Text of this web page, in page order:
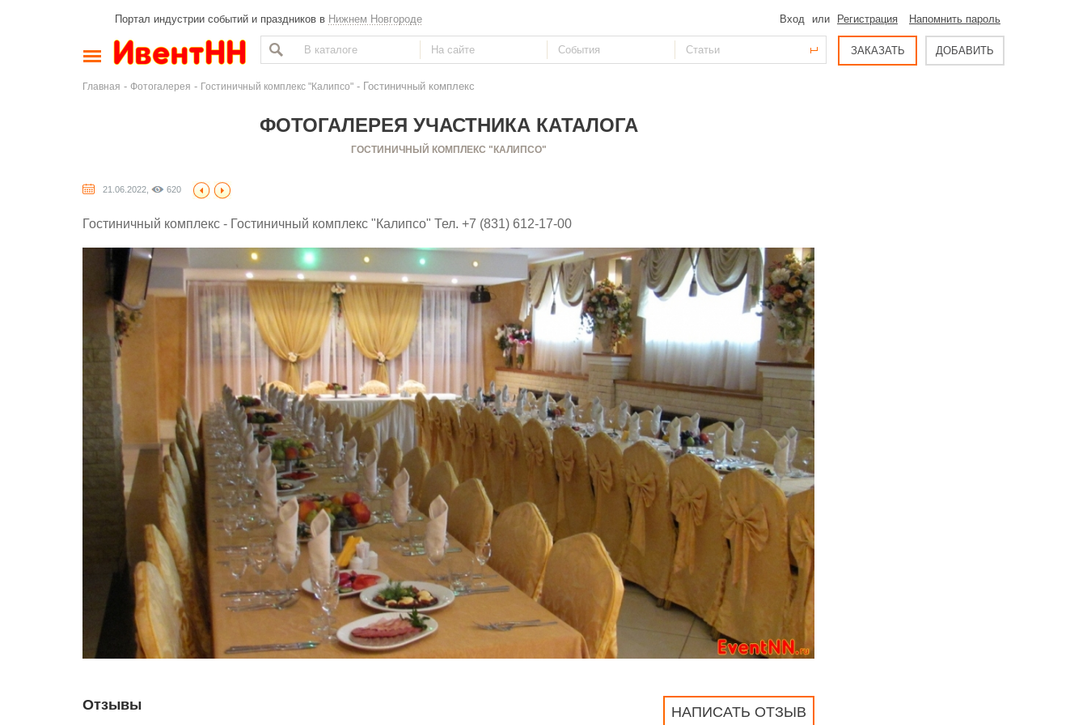
Портал индустрии событий и праздников в Нижнем Новгороде Вход или Регистрация Напомнить пароль
ЗАКАЗАТЬ ДОБАВИТЬ
Главная - Фотогалерея - Гостиничный комплекс "Калипсо" - Гостиничный комплекс
ФОТОГАЛЕРЕЯ УЧАСТНИКА КАТАЛОГА
ГОСТИНИЧНЫЙ КОМПЛЕКС "КАЛИПСО"
21.06.2022, 620
Гостиничный комплекс - Гостиничный комплекс "Калипсо" Тел. +7 (831) 612-17-00
НАПИСАТЬ ОТЗЫВ
Отзывы